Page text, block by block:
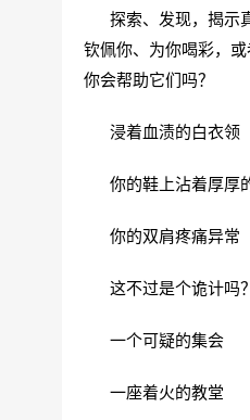
探索、发现，揭示真
钦佩你、为你喝彩，
你会帮助它们吗？
浸着血渍的白衣领
你的鞋上沾着厚厚
你的双肩疼痛异常
这不过是个诡计吗？
一个可疑的集会
一座着火的教堂